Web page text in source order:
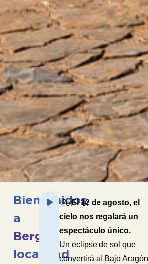
Bienvenidos
a
Berge
localidad
Reproductor
de
00:0003:26
🌞El 12 de agosto, el
cielo nos regalará un
espectáculo único.
Un eclipse de sol que
convertirá al Bajo Aragón